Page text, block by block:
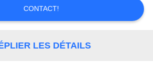
CONTACT!
LES DÉTAILS